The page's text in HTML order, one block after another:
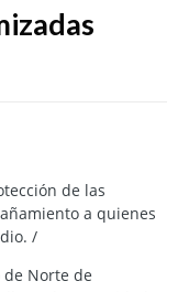
de las
a quienes
/
de Norte de